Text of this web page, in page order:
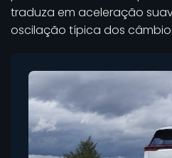
traduza em aceleração
oscilação típica dos